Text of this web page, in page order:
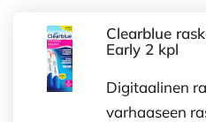
Clearblue
Early 2 kpl
Digitaalinen
varhaaseen